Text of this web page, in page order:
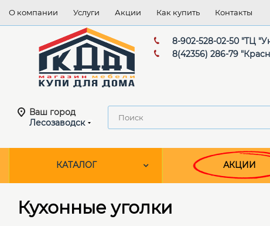
О компании Услуги Акции Как купить Контакты
8-902-528-02-50 "ТЦ
8(42356) 286-79
Ваш город
Лесозаводск
КАТАЛОГ АКЦИИ
Кухонные уголки